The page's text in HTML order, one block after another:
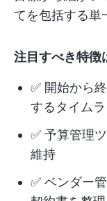
てを包括する単
注目すべき特徴
✅ 開始から
するタイム
✅ 予算管理
維持
✅ ベンダー